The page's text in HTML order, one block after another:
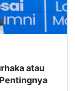
atau